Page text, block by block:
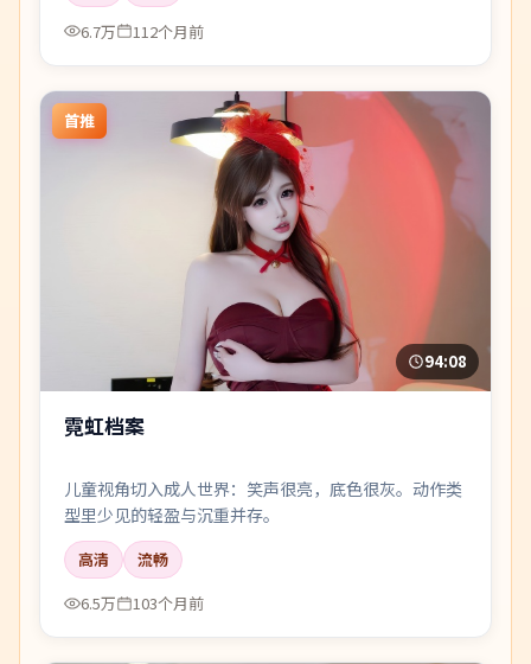
6.7万
112个月前
首推
94:08
霓虹档案
儿童视角切入成人世界：笑声很亮，底色很灰。动作类
型里少见的轻盈与沉重并存。
高清
流畅
6.5万
103个月前